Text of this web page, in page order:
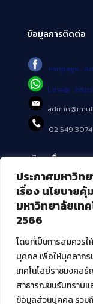
ประกาศมหาวิท
เรื่อง นโยบาย
มหาวิทยาลัยเท
2566
โดยที่เป็นการสมควร
บุคคล เพื่อให้บุคลาก
เทคโนโลยีราชมงคล
สาธารณชนรับทราบแ
ข้อมูลส่วนบุคคล รวม
ข้อมูลการติดต่อ
Fanpage :
Line@ :
02 549 3074
บริการอื่นๆ ของ
ศูนย์สื่อดิจิทัล
ศูนย์นวัตกรรมแล
ศูนย์พัฒนาและบ
สมัยใหม่ (MoSeC)
งานบริการวิชาก
โครงการส่งเสริ